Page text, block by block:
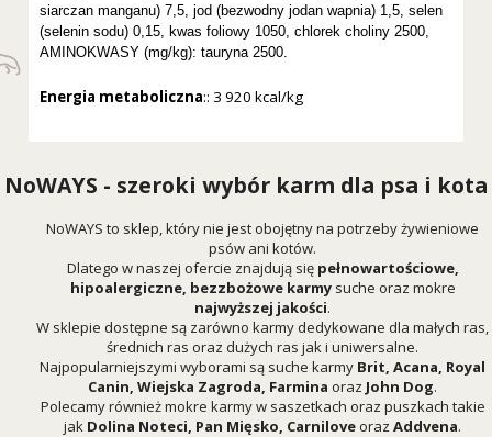
siarczan manganu) 7,5, jod (bezwodny jodan wapnia) 1,5, selen
(selenin sodu) 0,15, kwas foliowy 1050, chlorek choliny 2500,
AMINOKWASY (mg/kg): tauryna 2500.
Energia metaboliczna:: 3 920 kcal/kg
NoWAYS - szeroki wybór karm dla psa i kota
NoWAYS to sklep, który nie jest obojętny na potrzeby żywieniowe
psów ani kotów.
Dlatego w naszej ofercie znajdują się pełnowartościowe,
hipoalergiczne, bezzbożowe karmy suche oraz mokre
najwyższej jakości.
W sklepie dostępne są zarówno karmy dedykowane dla małych ras,
średnich ras oraz dużych ras jak i uniwersalne.
Najpopularniejszymi wyborami są suche karmy Brit Acana Royal
Canin Wiejska Zagroda Farmina oraz John Dog.
Polecamy również mokre karmy w saszetkach oraz puszkach takie
jak Dolina Noteci Pan Mięsko Carniloveoraz Addvena.